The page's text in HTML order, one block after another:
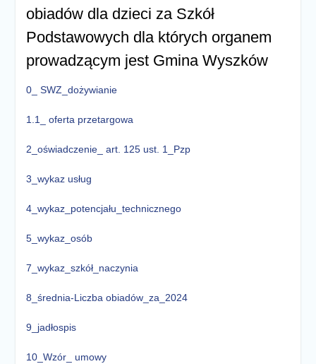
obiadów dla dzieci za Szkół
Podstawowych dla których organem
prowadzącym jest Gmina Wyszków
0_ SWZ_dożywianie
1.1_ oferta przetargowa
2_oświadczenie_ art. 125 ust. 1_Pzp
3_wykaz usług
4_wykaz_potencjału_technicznego
5_wykaz_osób
7_wykaz_szkół_naczynia
8_średnia-Liczba obiadów_za_2024
9_jadłospis
10_Wzór_ umowy